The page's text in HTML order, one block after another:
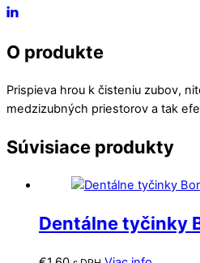
O produkte
Prispieva hrou k čisteniu zubov,
medzizubných priestorov a tak
Súvisiace produkty
Dentálne tyčinky